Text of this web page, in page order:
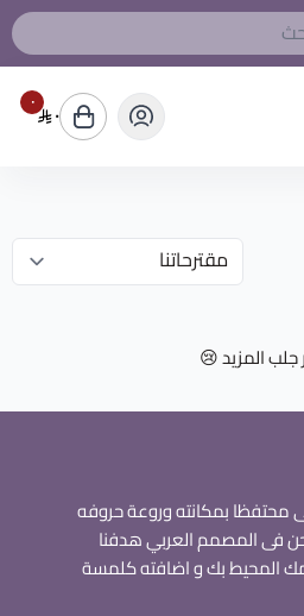
٠ ٠
جلب المزيد 😢
محتفظا بمكانته وروعة حروفه
فى المصمم العربي هدفنا
المحيط بك و اضافته كلمسة